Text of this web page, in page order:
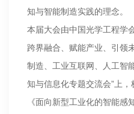
知与智能制造实践的理念。
本届大会由中国光学工程学
跨界融合、赋能产业、引领
制造、工业互联网、人工智
知与信息化专题交流会”上
《面向新型工业化的智能